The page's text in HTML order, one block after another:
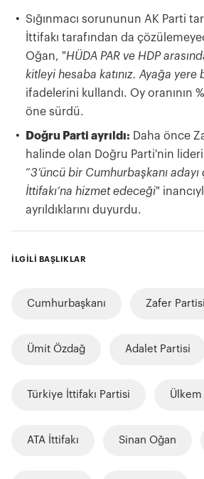
Sığınmacı sorununun AK Parti
İttifakı tarafından da
Oğan, "HÜDA PAR ve HDP
kitleyi hesaba katınız. Ayağa
ifadelerini kullandı. Oy oranının
öne sürdü.
Doğru Parti ayrıldı: Daha önce
halinde olan Doğru Parti'nin
“3’üncü bir Cumhurbaşkanı adayı
İttifakı’na hizmet edeceği"
ayrıldıklarını duyurdu.
İLGİLİ BAŞLIKLAR
Cumhurbaşkanı Zafer Partisi
Ümit Özdağ Adalet Partisi
Türkiye İttifakı Partisi Ülkem
ATA İttifakı Sinan Oğan